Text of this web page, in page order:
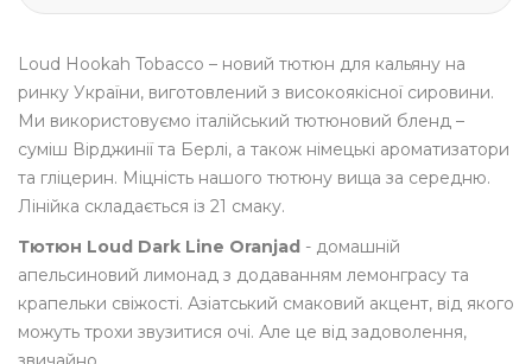
Loud Hookah Tobacco – новий тютюн для кальяну на
ринку України, виготовлений з високоякісної сировини.
Ми використовуємо італійський тютюновий бленд –
суміш Вірджинії та Берлі, а також німецькі ароматизатори
та гліцерин. Міцність нашого тютюну вища за середню.
Лінійка складається із 21 смаку.
Тютюн Loud Dark Line Oranjad - домашній
апельсиновий лимонад з додаванням лемонграсу та
крапельки свіжості. Азіатський смаковий акцент, від якого
можуть трохи звузитися очі. Але це від задоволення,